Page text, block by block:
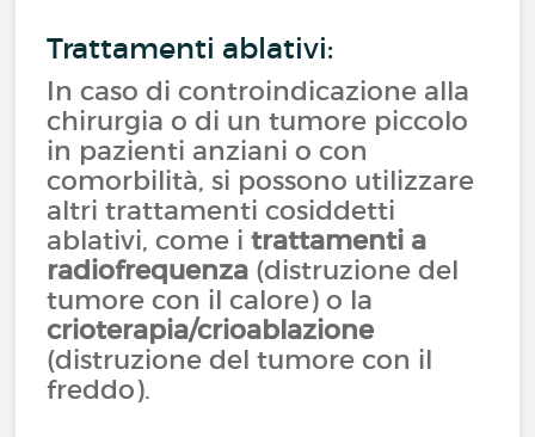
Trattamenti ablativi:
In caso di controindicazione alla
chirurgia o di un tumore piccolo
in pazienti anziani o con
comorbilità, si possono utilizzare
altri trattamenti cosiddetti
ablativi, come itrattamenti a
radiofrequenza (distruzione del
tumore con il calore) o la
crioterapia/crioablazione
(distruzione del tumore con il
freddo).